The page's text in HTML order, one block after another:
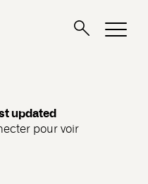
updated
pour voir